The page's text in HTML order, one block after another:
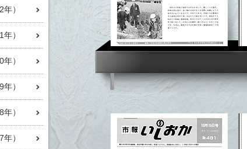
）
）
）
）
）
）